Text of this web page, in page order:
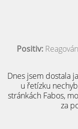
Positiv:
Dnes jsem dostala
u řetízku
stránkách Fabos,
za